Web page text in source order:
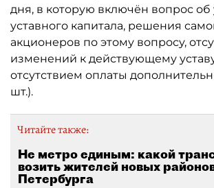
дня, в которую включён вопрос
уставного капитала, решения
акционеров по этому вопросу,
изменений к действующему
отсутствием оплаты
шт.).
Читайте также:
Не метро единым: какой
возить жителей новых
Петербурга